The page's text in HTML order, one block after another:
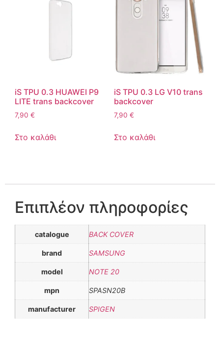
iS TPU 0.3 HUAWEI P9
LITE trans backcover
7,90 €
Στο καλάθι
iS TPU 0.3 LG V10 trans
backcover
7,90 €
Στο καλάθι
Επιπλέον πληροφορίες
catalogue BACK COVER
brand SAMSUNG
model NOTE 20
mpn SPASN20B
manufacturer SPIGEN